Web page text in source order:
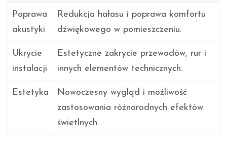
Poprawa
akustyki
Redukcja hałasu i poprawa komfortu
dźwiękowego w pomieszczeniu.
Ukrycie
instalacji
Estetyczne zakrycie przewodów, rur i
innych elementów technicznych.
Estetyka
Nowoczesny wygląd i możliwość
zastosowania różnorodnych efektów
świetlnych.